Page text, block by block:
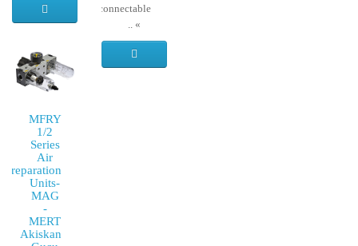
interconnectable
» ..
MFRY
1/2
Series
Air
Preparation
Units-
MAG
-
MERT
Akiskan